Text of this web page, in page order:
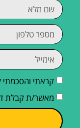
קראתי והסכמתי
מאשר/ת קבלת